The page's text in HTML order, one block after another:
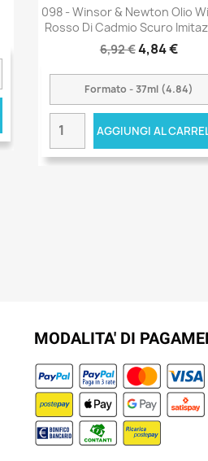
098 - Winsor & Newton Olio
Rosso Di Cadmio Scuro
6,92 €4,84 €
AGGIUNGI AL
MODALITA' DI